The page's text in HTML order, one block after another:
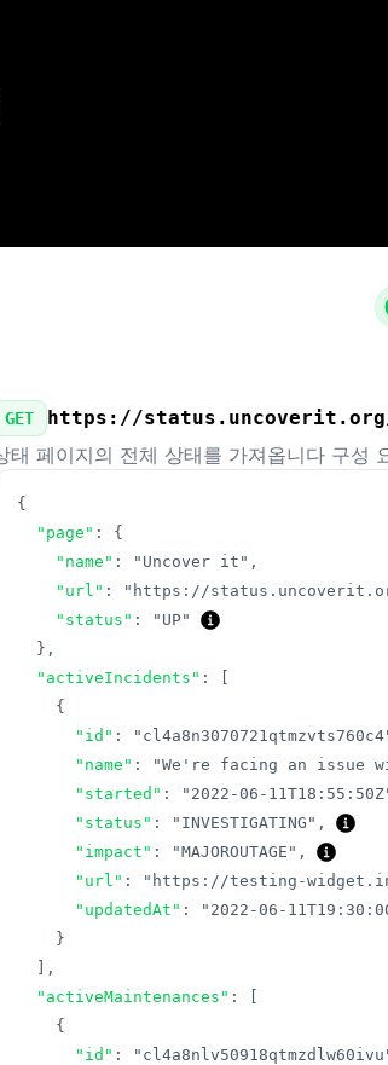
GET https://status.uncoverit.org/
태 페이지의 전체 상태를 가져옵니다 구성
{
"page" :
{
"name" : "Uncover it" ,
"url" : "https://
"status" :
"UP"
} ,
"activeIncidents" :
{
"id" :
"name" : "We're facing an issue
"started" : "2022-06-
"status" : "INVESTIGATING" ,
"impact" : "MAJOROUTAGE" ,
"url" : "https://testing-
"updatedAt" :
"2022-06-
}
,
"activeMaintenances" :
{
"id" :